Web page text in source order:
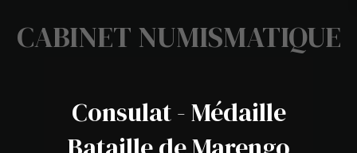
CABINET NUMISMATIQUE
Consulat - Médaille